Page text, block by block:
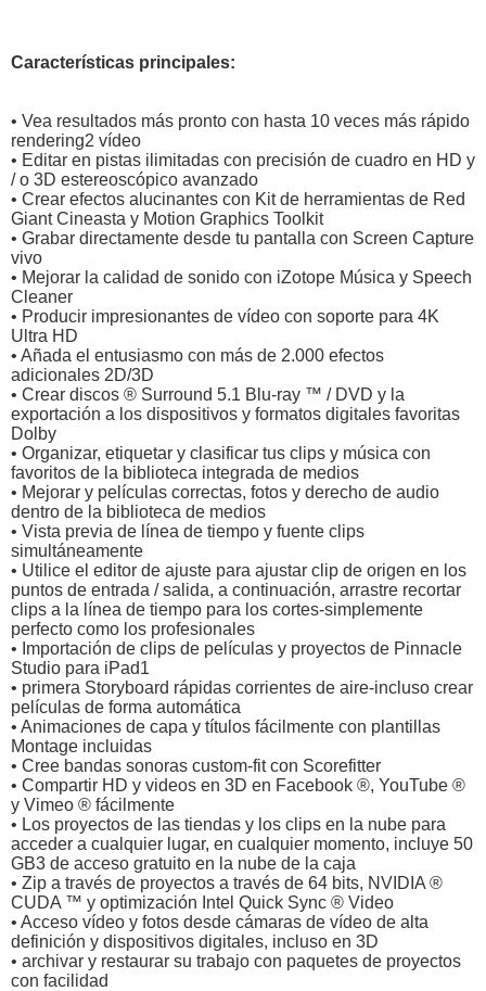
Características principales:
• Vea resultados más pronto con hasta 10 veces más rápido
rendering2 vídeo
• Editar en pistas ilimitadas con precisión de cuadro en HD y
/ o 3D estereoscópico avanzado
• Crear efectos alucinantes con Kit de herramientas de Red
Giant Cineasta y Motion Graphics Toolkit
• Grabar directamente desde tu pantalla con Screen Capture
vivo
• Mejorar la calidad de sonido con iZotope Música y Speech
Cleaner
• Producir impresionantes de vídeo con soporte para 4K
Ultra HD
• Añada el entusiasmo con más de 2.000 efectos
adicionales 2D/3D
• Crear discos ® Surround 5.1 Blu-ray ™ / DVD y la
exportación a los dispositivos y formatos digitales favoritas
Dolby
• Organizar, etiquetar y clasificar tus clips y música con
favoritos de la biblioteca integrada de medios
• Mejorar y películas correctas, fotos y derecho de audio
dentro de la biblioteca de medios
• Vista previa de línea de tiempo y fuente clips
simultáneamente
• Utilice el editor de ajuste para ajustar clip de origen en los
puntos de entrada / salida, a continuación, arrastre recortar
clips a la línea de tiempo para los cortes-simplemente
perfecto como los profesionales
• Importación de clips de películas y proyectos de Pinnacle
Studio para iPad1
• primera Storyboard rápidas corrientes de aire-incluso crear
películas de forma automática
• Animaciones de capa y títulos fácilmente con plantillas
Montage incluidas
• Cree bandas sonoras custom-fit con Scorefitter
• Compartir HD y videos en 3D en Facebook ®, YouTube ®
y Vimeo ® fácilmente
• Los proyectos de las tiendas y los clips en la nube para
acceder a cualquier lugar, en cualquier momento, incluye 50
GB3 de acceso gratuito en la nube de la caja
• Zip a través de proyectos a través de 64 bits, NVIDIA ®
CUDA ™ y optimización Intel Quick Sync ® Video
• Acceso vídeo y fotos desde cámaras de vídeo de alta
definición y dispositivos digitales, incluso en 3D
• archivar y restaurar su trabajo con paquetes de proyectos
con facilidad